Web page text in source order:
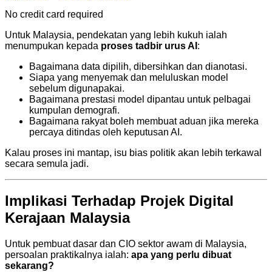
No credit card required
Untuk Malaysia, pendekatan yang lebih kukuh ialah
menumpukan kepada proses tadbir urus AI :
Bagaimana data dipilih, dibersihkan dan dianotasi.
Siapa yang menyemak dan meluluskan model
sebelum digunapakai.
Bagaimana prestasi model dipantau untuk pelbagai
kumpulan demografi.
Bagaimana rakyat boleh membuat aduan jika mereka
percaya ditindas oleh keputusan AI.
Kalau proses ini mantap, isu bias politik akan lebih terkawal
secara semula jadi.
Implikasi Terhadap Projek Digital
Kerajaan Malaysia
Untuk pembuat dasar dan CIO sektor awam di Malaysia,
persoalan praktikalnya ialah: apa yang perlu dibuat
sekarang?